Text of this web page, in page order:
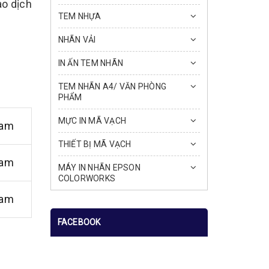
dịch
TEM NHỰA
NHÃN VẢI
IN ẤN TEM NHÃN
TEM NHÃN A4/ VĂN PHÒNG
PHẨM
MỰC IN MÃ VẠCH
THIẾT BỊ MÃ VẠCH
MÁY IN NHÃN EPSON
COLORWORKS
FACEBOOK